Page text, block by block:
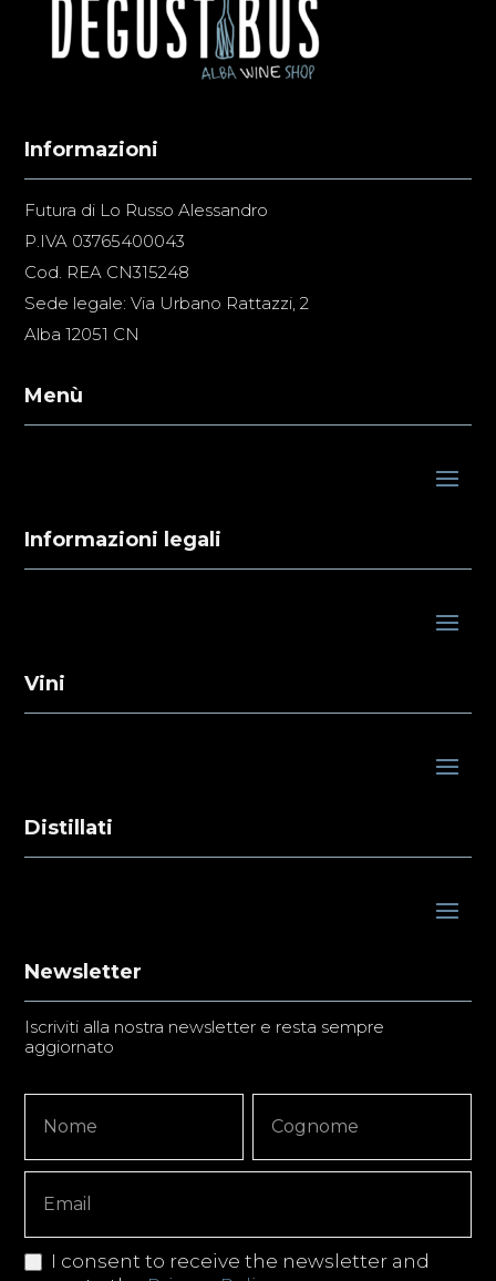
Informazioni
Futura di Lo Russo Alessandro
P.IVA 03765400043
Cod. REA CN315248
Sede legale: Via Urbano Rattazzi, 2
Alba 12051 CN
Menù
Informazioni legali
Vini
Distillati
Newsletter
Iscriviti alla nostra newsletter e resta sempre
aggiornato
Signup
Copy
I consent to receive the newsletter and